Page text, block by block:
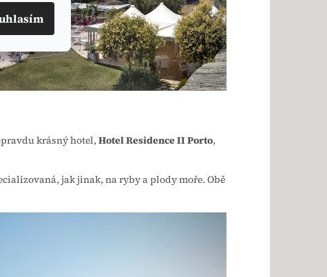
krásný hotel,Hotel Residence II Porto,
jak jinak, na ryby a plody moře. Obě